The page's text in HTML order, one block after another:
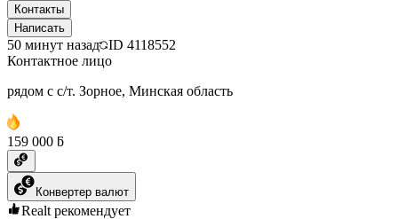
Контакты
Написать
50 минут назад ID 4118552
Контактное лицо
рядом с с/т. Зорное, Минская область
159 000 ƃ
Конвертер валют
Realt рекомендует